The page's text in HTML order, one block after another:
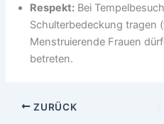
Respekt: Bei
Schulterbedeckung tragen
Menstruierende Frauen
betreten.
ZURÜCK